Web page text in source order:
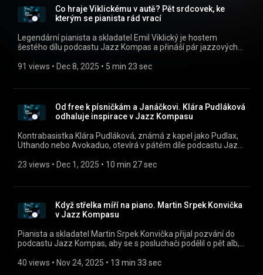
(https://apps.apple.com/cz/app/id1455654616) nebo na
webu mujRozhlas.cz
(https://www.mujrozhlas.cz/rapi/view/show/6c60ba37-
902d-3e73-a8df-a82424f9277d?
184c-39fa-8ef6-96a52a8c997b) .
Co hraje Viklickému v autě? Pět srdcovek, ke
kterým se pianista rád vrací
Legendární pianista a skladatel Emil Viklický je hostem
šestého dílu podcastu Jazz Kompas a přináší pár jazzových
v autě. Co tedy doporučuje? Všechny díly podcastu Jazz
id=cz.rozhlas.mujrozhlas) a iOS
(https://apps.apple.com/cz/app/id1455654616) nebo na
webu mujRozhlas.cz
(https://www.mujrozhlas.cz/rapi/view/show/6c60ba37-
902d-3e73-a8df-a82424f9277d?
6923-3d9f-b6e0-81d294c26542) .
91 views • Dec 8, 2025 • 5 min 23 sec
Od free k písničkám a Janáčkovi. Klára Pudláková
odhaluje inspirace v Jazz Kompasu
Kontrabasistka Klára Pudláková, známá z kapel jako Pudlax,
Uthando nebo Avokaduo, otevírá v pátém díle podcastu Jazz
skandinávského jazzu až po originální české projekty, a
(https://play.google.com/store/apps/details?
id=cz.rozhlas.mujrozhlas) a iOS
(https://apps.apple.com/cz/app/id1455654616) nebo na
webu mujRozhlas.cz
(https://www.mujrozhlas.cz/rapi/view/show/6c60ba37-
902d-3e73-a8df-a82424f9277d?
bbc5-3e7a-bd47-57ba5d50ebaf) .
23 views • Dec 1, 2025 • 10 min 27 sec
Když střelka míří na piano. Martin Srpek Konvička
v Jazz Kompasu
Pianista a skladatel Martin Srpek Konvička přijal pozvání do
podcastu Jazz Kompas, aby se s posluchači podělil o pět alb,
omlouvá za „pianocentrický“ výběr, jeho tipy představují
40 views • Nov 24, 2025 • 13 min 33 sec